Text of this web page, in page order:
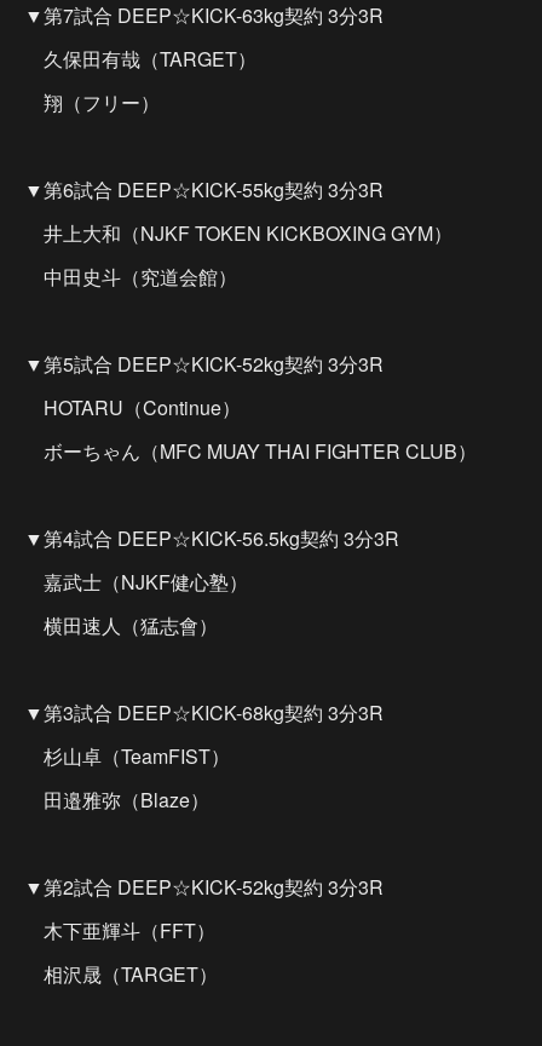
▼第7試合 DEEP☆KICK-63kg契約 3分3R
久保田有哉（TARGET）
翔（フリー）
▼第6試合 DEEP☆KICK-55kg契約 3分3R
井上大和（NJKF TOKEN KICKBOXING GYM）
中田史斗（究道会館）
▼第5試合 DEEP☆KICK-52kg契約 3分3R
HOTARU（Continue）
ボーちゃん（MFC MUAY THAI FIGHTER CLUB）
▼第4試合 DEEP☆KICK-56.5kg契約 3分3R
嘉武士（NJKF健心塾）
横田速人（猛志會）
▼第3試合 DEEP☆KICK-68kg契約 3分3R
杉山卓（TeamFIST）
田邉雅弥（Blaze）
▼第2試合 DEEP☆KICK-52kg契約 3分3R
木下亜輝斗（FFT）
相沢晟（TARGET）